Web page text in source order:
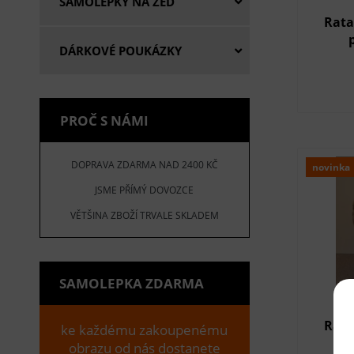
DÁRKOVÉ POUKÁZKY
PROČ S NÁMI
DOPRAVA ZDARMA NAD 2400 KČ
JSME PŘÍMÝ DOVOZCE
VĚTŠINA ZBOŽÍ TRVALE SKLADEM
SAMOLEPKA ZDARMA
ke každému zakoupenému
obrazu od nás dostanete
novinka